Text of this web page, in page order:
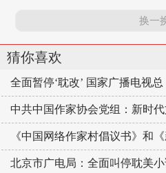
换一
猜你喜欢
全面暂停‘耽改’ 国家广播电视总
中共中国作家协会党组：新时
《中国网络作家村倡议书》和
北京市广电局：全面叫停耽美